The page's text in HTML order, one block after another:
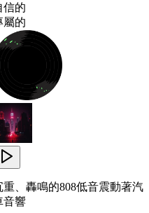
信的
屬的
重、轟鳴的808低音震動著汽
音響